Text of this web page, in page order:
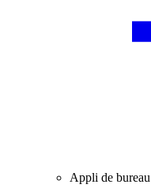
Appli de bureau